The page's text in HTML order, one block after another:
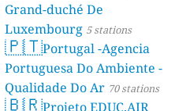
Grand-duché De
Luxembourg 5 stations
🇵🇹Portugal -Agencia
Portuguesa Do Ambiente -
Qualidade Do Ar 70 stations
🇧🇷Projeto EDUC.AIR